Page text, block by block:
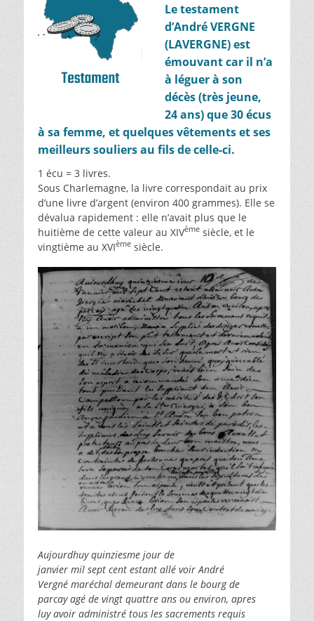
Le testament
d’André VERGNE
(LAVERGNE) est
émouvant car il n’a
à léguer à son
décès (très jeune,
24 ans) que 30 écus
à sa femme, et quelques vêtements et ses
meilleurs souliers au fils de celle-ci.
1 écu = 3 livres.
Sous Charlemagne, la livre correspondait au prix
d’une livre d’argent (environ 400 grammes). Elle se
dévalua rapidement : elle n’avait plus que le
huitième de cette valeur au XIVème siècle, et le
vingtième au XVIème siècle.
Aujourdhuy quinziesme jour de
janvier mil sept cent estant allé voir André
Vergné maréchal demeurant dans le bourg de
parcay agé de vingt quattre ans ou environ, apres
luy avoir administré tous les sacrements requis